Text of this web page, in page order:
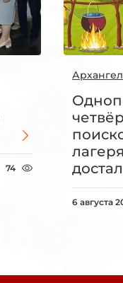
74
6 августа